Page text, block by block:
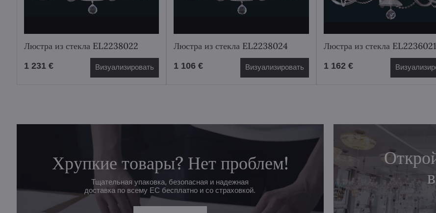
Люстра из стекла EL2238022
1 231 € Визуализировать
Люстра из стекла EL2238024
1 106 € Визуализировать
Люстра из стекла EL2236021
1 162 €
Хрупкие товары? Нет проблем!
Тщательная упаковка, безопасная и надежная
доставка по всему ЕС бесплатно и со страховкой.